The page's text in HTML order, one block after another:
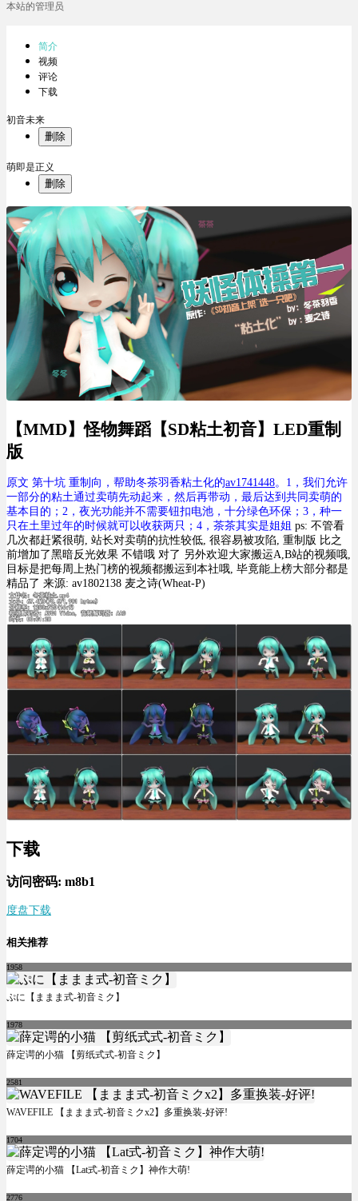
本站的管理员
简介
视频
评论
下载
初音未来
删除
萌即是正义
删除
【MMD】怪物舞蹈【SD粘土初音】LED重制
版
原文 第十坑 重制向，帮助冬茶羽香粘土化的av1741448。1，我们允许
一部分的粘土通过卖萌先动起来，然后再带动，最后达到共同卖萌的
基本目的；2，夜光功能并不需要钮扣电池，十分绿色环保；3，种一
只在土里过年的时候就可以收获两只；4，茶茶其实是姐姐 ps: 不管看
几次都赶紧很萌, 站长对卖萌的抗性较低, 很容易被攻陷, 重制版 比之
前增加了黑暗反光效果 不错哦 对了 另外欢迎大家搬运A,B站的视频哦,
目标是把每周上热门榜的视频都搬运到本社哦, 毕竟能上榜大部分都是
精品了 来源: av1802138 麦之诗(Wheat-P)
下载
访问密码: m8b1
度盘下载
相关推荐
1958
ぷに【ままま式-初音ミク】
1978
薛定谔的小猫 【剪纸式式-初音ミク】
2581
WAVEFILE 【ままま式-初音ミクx2】多重换装-好评!
1704
薛定谔的小猫 【Lat式-初音ミク】神作大萌!
2776